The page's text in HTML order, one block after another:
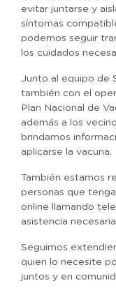
evitar juntarse y
síntomas
podemos seguir
los cuidados
Junto al equipo de
también con el
Plan Nacional de
además a los
brindamos
aplicarse la vacuna.
También estamos
personas que
online llamando
asistencia
Seguimos
quien lo necesite
juntos y en